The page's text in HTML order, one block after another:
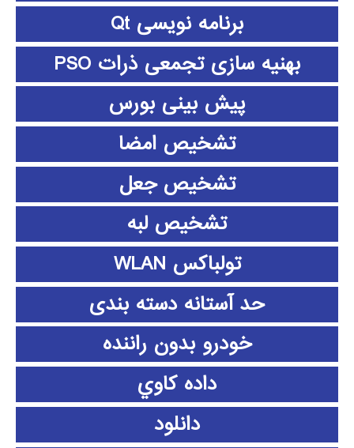
برنامه نویسی Qt
بهنیه سازی تجمعی ذرات PSO
پیش بینی بورس
تشخیص امضا
تشخیص جعل
تشخیص لبه
تولباکس WLAN
حد آستانه دسته بندی
خودرو بدون راننده
داده كاوي
دانلود